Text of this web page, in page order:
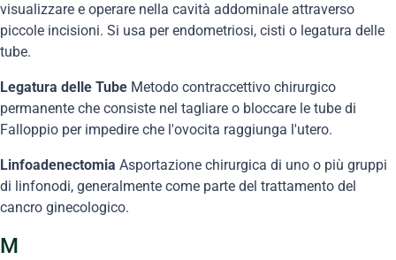
visualizzare e operare nella cavità addominale attraverso
piccole incisioni. Si usa per endometriosi, cisti o legatura delle
tube.
Legatura delle Tube Metodo contraccettivo chirurgico
permanente che consiste nel tagliare o bloccare le tube di
Falloppio per impedire che l'ovocita raggiunga l'utero.
Linfoadenectomia Asportazione chirurgica di uno o più gruppi
di linfonodi, generalmente come parte del trattamento del
cancro ginecologico.
M